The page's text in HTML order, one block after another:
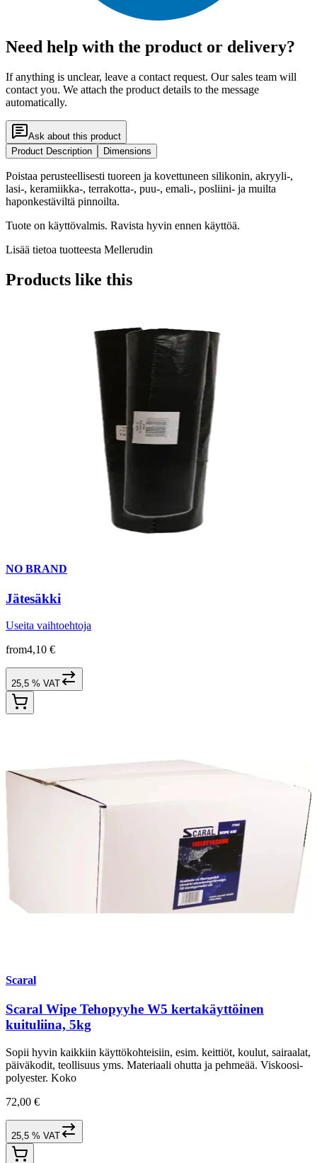
Need help with the product or delivery?
If anything is unclear, leave a contact request. Our sales team will
contact you. We attach the product details to the message
automatically.
Ask about this product
Product Description
Dimensions
Poistaa perusteellisesti tuoreen ja kovettuneen silikonin, akryyli-,
lasi-, keramiikka-, terrakotta-, puu-, emali-, posliini- ja muilta
haponkestäviltä pinnoilta.
Tuote on käyttövalmis. Ravista hyvin ennen käyttöä.
Lisää tietoa tuotteesta Mellerudin
Products like this
NO BRAND
Jätesäkki
Useita vaihtoehtoja
from4,10 €
25,5 % VAT
Scaral
Scaral Wipe Tehopyyhe W5 kertakäyttöinen
kuituliina, 5kg
Sopii hyvin kaikkiin käyttökohteisiin, esim. keittiöt, koulut, sairaalat,
päiväkodit, teollisuus yms. Materiaali ohutta ja pehmeää. Viskoosi-
polyester. Koko
72,00 €
25,5 % VAT